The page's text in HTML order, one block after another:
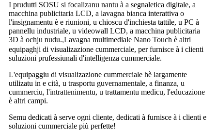
I prudutti SOSU si focalizanu nantu à a segnaletica digitale, a
macchina publicitaria LCD, a lavagna bianca interattiva o
l'insignamentu è e riunioni, u chioscu d'inchiesta tattile, u PC à
pannellu industriale, u videowall LCD, a macchina publicitaria
3D à ochju nudu.,Lavagna multimediale Nano Touch è altri
equipaghji di visualizazione cummerciale, per furnisce à i clienti
suluzioni prufessiunali d'intelligenza cummerciale.
L'equipaggiu di visualizazione cummerciale hè largamente
utilizatu in e cità, u trasportu guvernamentale, a finanza, u
cummerciu, l'intrattenimentu, u trattamentu medicu, l'educazione
è altri campi.
Semu dedicati à serve ogni cliente, dedicati à furnisce à i clienti e
soluzioni cummerciale più perfette!